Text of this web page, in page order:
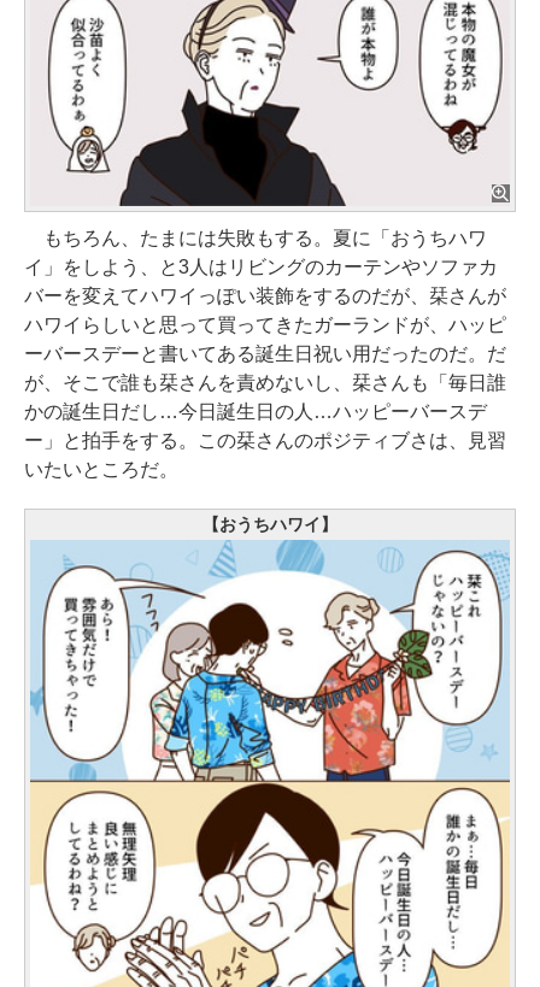
もちろん、たまには失敗もする。夏に「おうちハワ
イ」をしよう、と3人はリビングのカーテンやソファカ
バーを変えてハワイっぽい装飾をするのだが、栞さんが
ハワイらしいと思って買ってきたガーランドが、ハッピ
ーバースデーと書いてある誕生日祝い用だったのだ。だ
が、そこで誰も栞さんを責めないし、栞さんも「毎日誰
かの誕生日だし…今日誕生日の人…ハッピーバースデ
ー」と拍手をする。この栞さんのポジティブさは、見習
いたいところだ。
【おうちハワイ】